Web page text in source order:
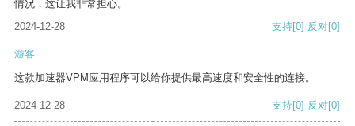
情况，这让我非常担心。
2024-12-28
支持[0] 反对[0]
游客
这款加速器VPM应用程序可以给你提供最高速度和安全性的连接。
2024-12-28 支持[0] 反对[0]